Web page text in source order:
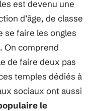
est devenu une
d’âge, de classe
se faire les ongles
On comprend
de faire deux pas
temples dédiés à
sociaux ont aussi
le